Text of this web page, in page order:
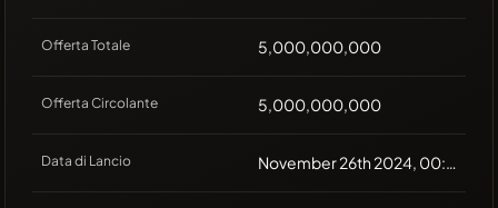
Offerta Totale 5,000,000,000
Offerta Circolante 5,000,000,000
Data di Lancio November 26th 2024, 00:49